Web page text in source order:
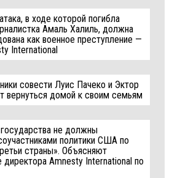
в ходе которой погибла
Амаль Халиль, должна
как военное преступление —
International
совести Луис Пачеко и Эктор
вернуться домой к своим семьям
не должны
политики США по
страны». Объясняют
директора Amnesty International по